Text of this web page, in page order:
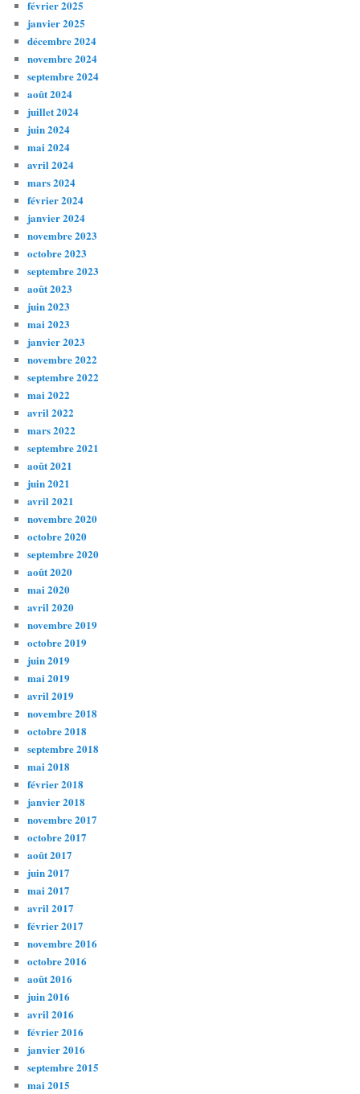
février 2025
janvier 2025
décembre 2024
novembre 2024
septembre 2024
août 2024
juillet 2024
juin 2024
mai 2024
avril 2024
mars 2024
février 2024
janvier 2024
novembre 2023
octobre 2023
septembre 2023
août 2023
juin 2023
mai 2023
janvier 2023
novembre 2022
septembre 2022
mai 2022
avril 2022
mars 2022
septembre 2021
août 2021
juin 2021
avril 2021
novembre 2020
octobre 2020
septembre 2020
août 2020
mai 2020
avril 2020
novembre 2019
octobre 2019
juin 2019
mai 2019
avril 2019
novembre 2018
octobre 2018
septembre 2018
mai 2018
février 2018
janvier 2018
novembre 2017
octobre 2017
août 2017
juin 2017
mai 2017
avril 2017
février 2017
novembre 2016
octobre 2016
août 2016
juin 2016
avril 2016
février 2016
janvier 2016
septembre 2015
mai 2015